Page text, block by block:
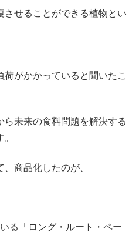
させることができる植物とい
がかかっていると聞いたこ
ら未来の食料問題を解決する
商品化したのが、
る「ロング・ルート・ペー